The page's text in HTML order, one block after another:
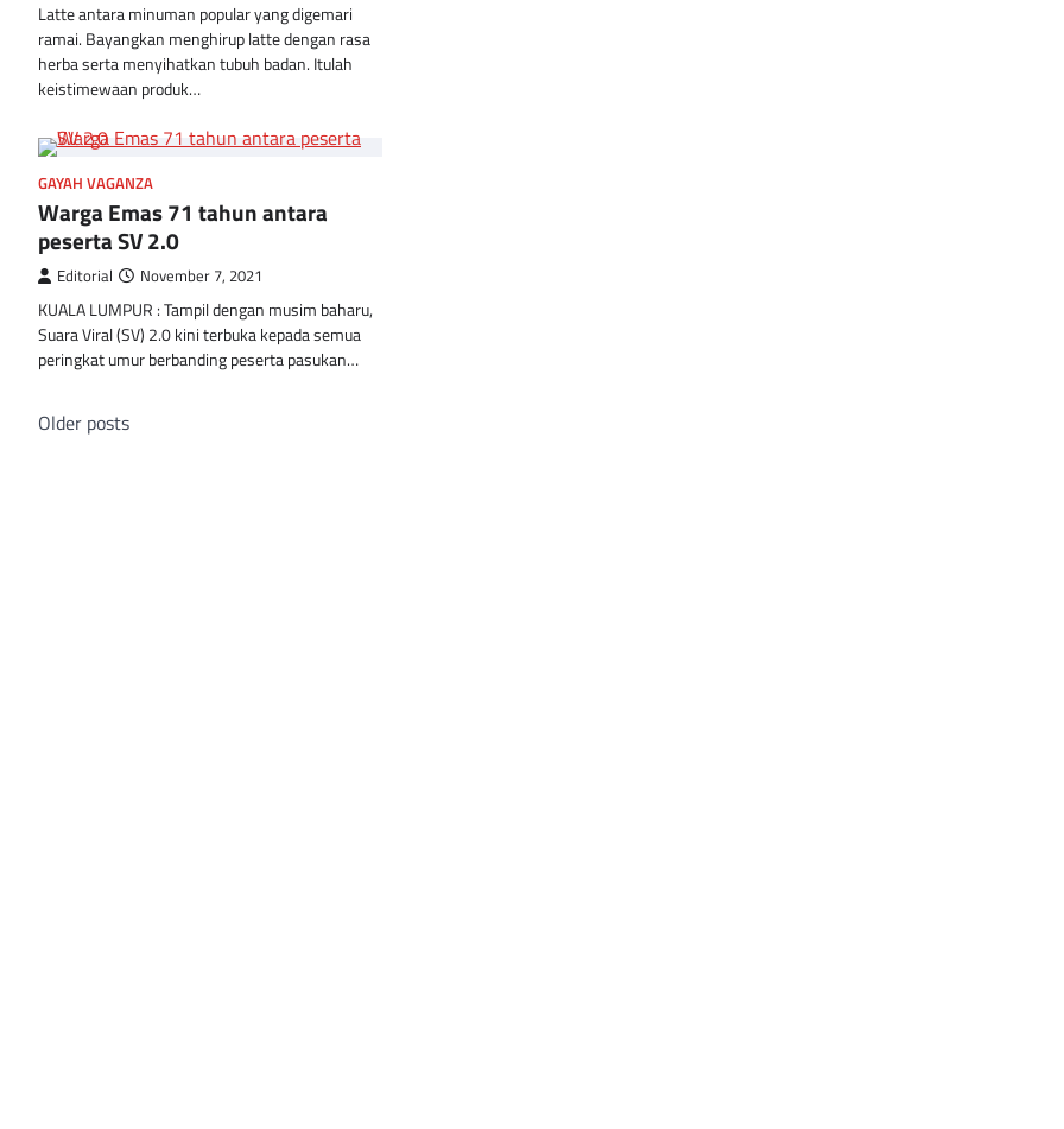
Latte antara minuman popular yang digemari
ramai. Bayangkan menghirup latte dengan rasa
herba serta menyihatkan tubuh badan. Itulah
keistimewaan produk…
GAYAH VAGANZA
Warga Emas 71 tahun antara
peserta SV 2.0
Editorial November 7, 2021
KUALA LUMPUR : Tampil dengan musim baharu,
Suara Viral (SV) 2.0 kini terbuka kepada semua
peringkat umur berbanding peserta pasukan…
Posts
Older posts